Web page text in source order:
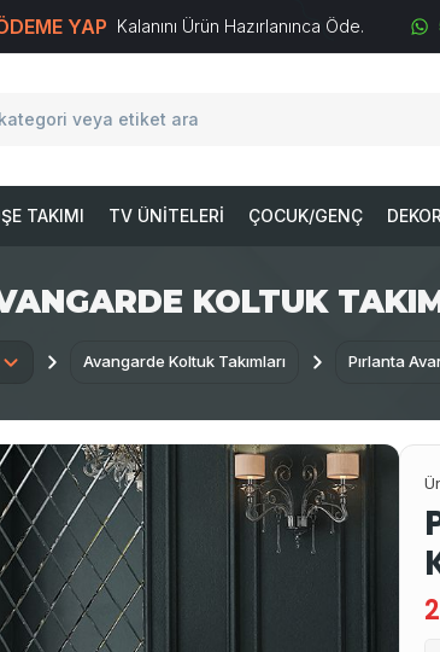
YAP Kalanını Ürün Hazırlanınca Öde.
TAKIMI TV ÜNITELERI ÇOCUK/GENÇ
KOLTUK
Avangarde Koltuk Takımları Pırlanta
-Soft E-TicaretSistemleriyle Hazırlanmıştır.